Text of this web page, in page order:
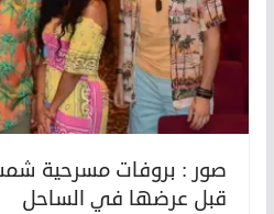
صور : بروفات مسرحية
قبل عرضها في الساحل